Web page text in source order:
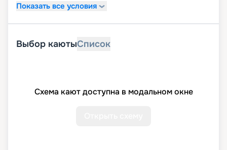
Показать все условия
Выбор каютыСписок
Схема кают доступна в модальном окне